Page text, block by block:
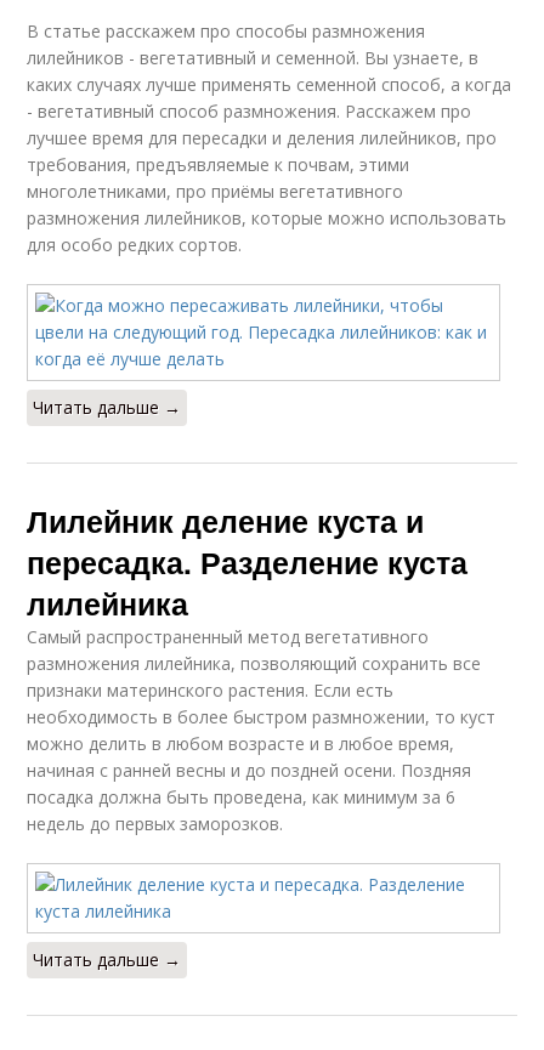
В статье расскажем про способы размножения
лилейников - вегетативный и семенной. Вы узнаете, в
каких случаях лучше применять семенной способ, а когда
- вегетативный способ размножения. Расскажем про
лучшее время для пересадки и деления лилейников, про
требования, предъявляемые к почвам, этими
многолетниками, про приёмы вегетативного
размножения лилейников, которые можно использовать
для особо редких сортов.
Читать дальше →
Лилейник деление куста и
пересадка. Разделение куста
лилейника
Самый распространенный метод вегетативного
размножения лилейника, позволяющий сохранить все
признаки материнского растения. Если есть
необходимость в более быстром размножении, то куст
можно делить в любом возрасте и в любое время,
начиная с ранней весны и до поздней осени. Поздняя
посадка должна быть проведена, как минимум за 6
недель до первых заморозков.
Читать дальше →